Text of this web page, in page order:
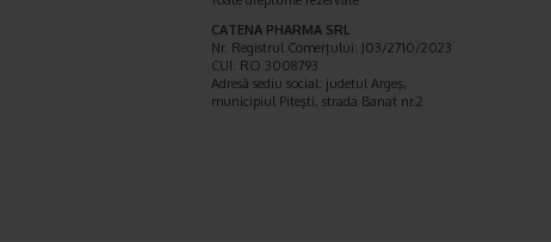
CATENA PHARMA SRL
Nr. Registrul Comerţului: J03/2710/2023
CUI: RO 3008793
Adresă sediu social: judetul Argeş,
municipiul Piteşti, strada Banat nr.2